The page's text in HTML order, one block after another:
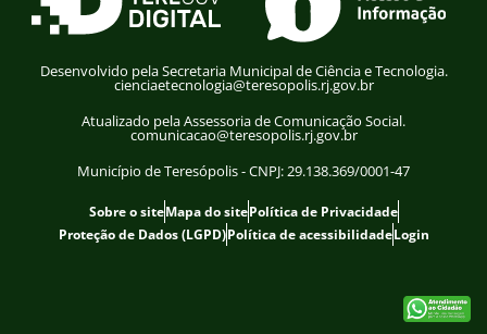
Desenvolvido pela Secretaria Municipal de Ciência e Tecnologia.
cienciaetecnologia@teresopolis.rj.gov.br
Atualizado pela Assessoria de Comunicação Social.
comunicacao@teresopolis.rj.gov.br
Município de Teresópolis - CNPJ: 29.138.369/0001-47
Sobre o siteMapa do sitePolítica de Privacidade
Proteção de Dados (LGPD)Política de acessibilidadeLogin